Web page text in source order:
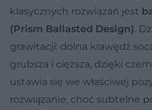
klasycznych rozwiązań jest
(Prism Ballasted Design).
grawitacji: dolna krawędź
grubsza i cięższa, dzięki
ustawia się we właściwej
rozwiązanie, choć subtelne